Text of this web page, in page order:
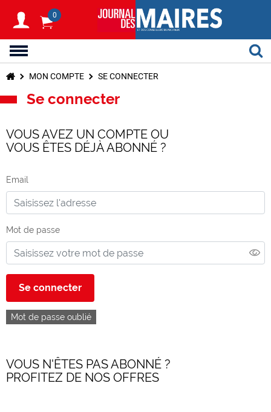
0
MON COMPTE SE CONNECTER
Se connecter
VOUS AVEZ UN COMPTE OU
VOUS ÊTES DÉJÀ ABONNÉ ?
Email
Mot de passe
Se connecter
Mot de passe oublié
VOUS N'ÊTES PAS ABONNÉ ?
PROFITEZ DE NOS OFFRES